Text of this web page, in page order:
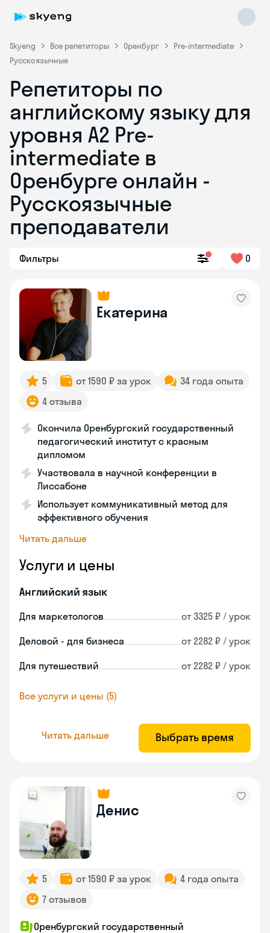
Skyeng Все репетиторы Оренбург
Pre-intermediate
Русскоязычные
Репетиторы по
английскому языку для
уровня A2 Pre-
intermediate в
Оренбурге онлайн -
Русскоязычные
преподаватели
Фильтры 0
Екатерина
5 от 1590 ₽ за урок
34 года опыта
4 отзыва
Окончила Оренбургский государственный
педагогический институт с красным
дипломом
Участвовала в научной конференции в
Лиссабоне
Использует коммуникативный метод для
эффективного обучения
Читать дальше
Услуги и цены
Английский язык
Для маркетологов от 3325 ₽ / урок
Деловой - для бизнеса от 2282 ₽ / урок
Для путешествий от 2282 ₽ / урок
Все услуги и цены (5)
Читать дальше Выбрать время
Денис
5 от 1590 ₽ за урок
4 года опыта
7 отзывов
Оренбургский государственный
Skyeng Chat